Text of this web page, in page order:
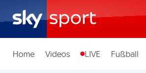
Home Videos LIVE Fußball